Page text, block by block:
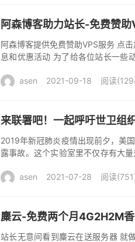
阿森博客助力站长-免费赞
阿森博客提供免费赞助VPS服务 点
息和优惠活动 为了给各位站长一些
asen 2021-09-18 阅读
来联署吧！一起呼吁世卫组
2019年新冠肺炎疫情出现前夕，美
露事故。这个实验室里不仅存有大
露事故的...
asen 2021-07-28 阅读
麋云-免费两个月4G2H2M
站长无意间看到麋云在送服务器 就